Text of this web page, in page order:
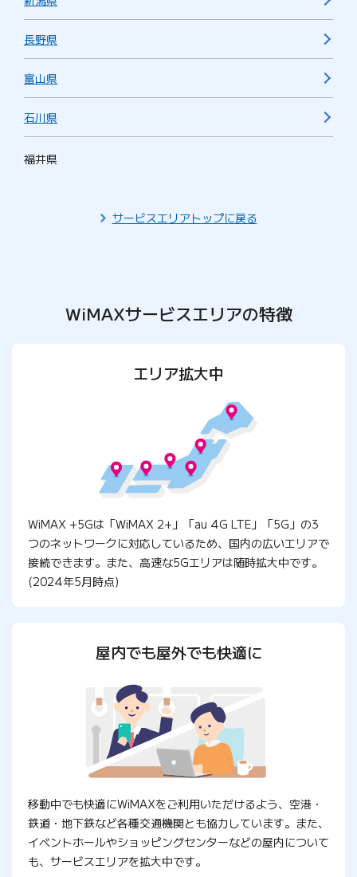
長野県
富山県
石川県
福井県
サービスエリアトップに戻る
WiMAXサービスエリアの特徴
エリア拡大中
WiMAX +5Gは「WiMAX 2+」「au 4G LTE」「5G」の3
つのネットワークに対応しているため、国内の広いエリアで
接続できます。また、高速な5Gエリアは随時拡大中です。
(2024年5月時点)
屋内でも屋外でも快適に
移動中でも快適にWiMAXをご利用いただけるよう、空港・
鉄道・地下鉄など各種交通機関とも協力しています。また、
イベントホールやショッピングセンターなどの屋内について
も、サービスエリアを拡大中です。